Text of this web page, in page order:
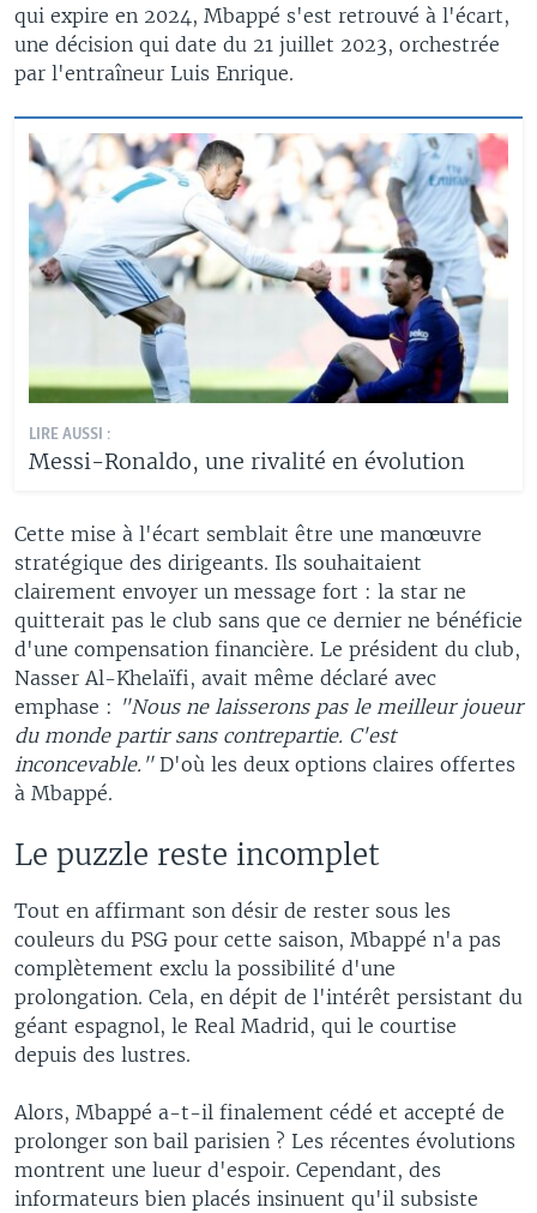
qui expire en 2024, Mbappé s'est retrouvé à l'écart,
une décision qui date du 21 juillet 2023, orchestrée
par l'entraîneur Luis Enrique.
LIRE AUSSI :
Messi-Ronaldo, une rivalité en évolution
Cette mise à l'écart semblait être une manœuvre
stratégique des dirigeants. Ils souhaitaient
clairement envoyer un message fort : la star ne
quitterait pas le club sans que ce dernier ne bénéficie
d'une compensation financière. Le président du club,
Nasser Al-Khelaïfi, avait même déclaré avec
emphase : "Nous ne laisserons pas le meilleur joueur
du monde partir sans contrepartie. C'est
inconcevable."D'où les deux options claires offertes
à Mbappé.
Le puzzle reste incomplet
Tout en affirmant son désir de rester sous les
couleurs du PSG pour cette saison, Mbappé n'a pas
complètement exclu la possibilité d'une
prolongation. Cela, en dépit de l'intérêt persistant du
géant espagnol, le Real Madrid, qui le courtise
depuis des lustres.
Alors, Mbappé a-t-il finalement cédé et accepté de
prolonger son bail parisien ? Les récentes évolutions
montrent une lueur d'espoir. Cependant, des
informateurs bien placés insinuent qu'il subsiste